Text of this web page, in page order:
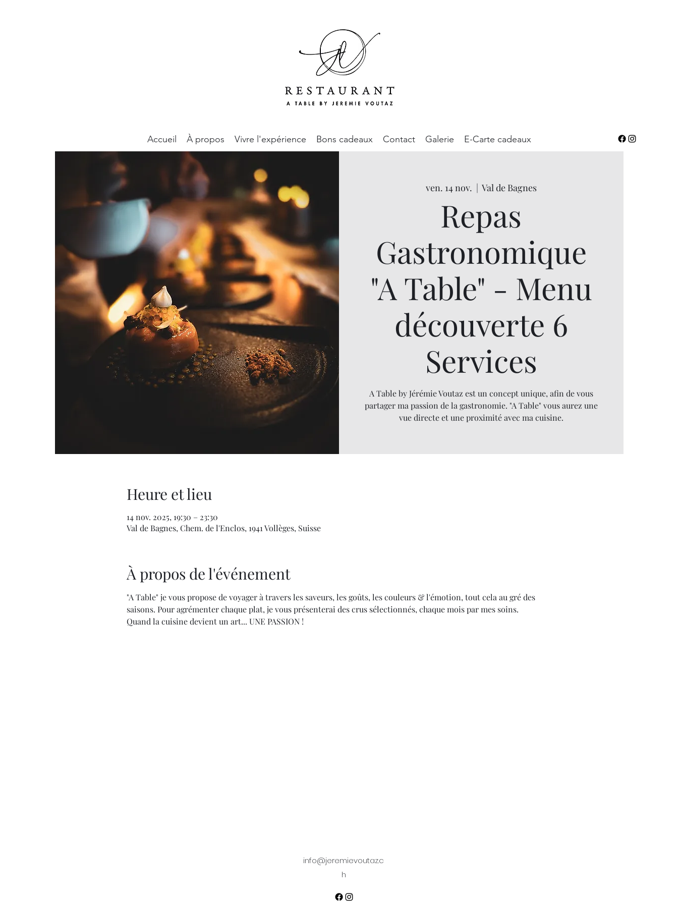
Accueil À propos Vivre l'expérience Bons cadeaux Contact Galerie E-Carte cadeaux
ven. 14 nov.
  |
Val de Bagnes
Repas
Gastronomique
"A Table" - Menu
découverte 6
Services
A Table by Jérémie Voutaz est un concept unique, afin de vous
partager ma passion de la gastronomie. "A Table" vous aurez une
vue directe et une proximité avec ma cuisine.
Heure et lieu
14 nov. 2025, 19:30 – 23:30
Val de Bagnes, Chem. de l'Enclos, 1941 Vollèges, Suisse
À propos de l'événement
"A Table" je vous propose de voyager à travers les saveurs, les goûts, les couleurs & l'émotion, tout cela au gré des
saisons. Pour agrémenter chaque plat, je vous présenterai des crus sélectionnés, chaque mois par mes soins.
Quand la cuisine devient un art... UNE PASSION !
info@jeremievoutaz.c
h